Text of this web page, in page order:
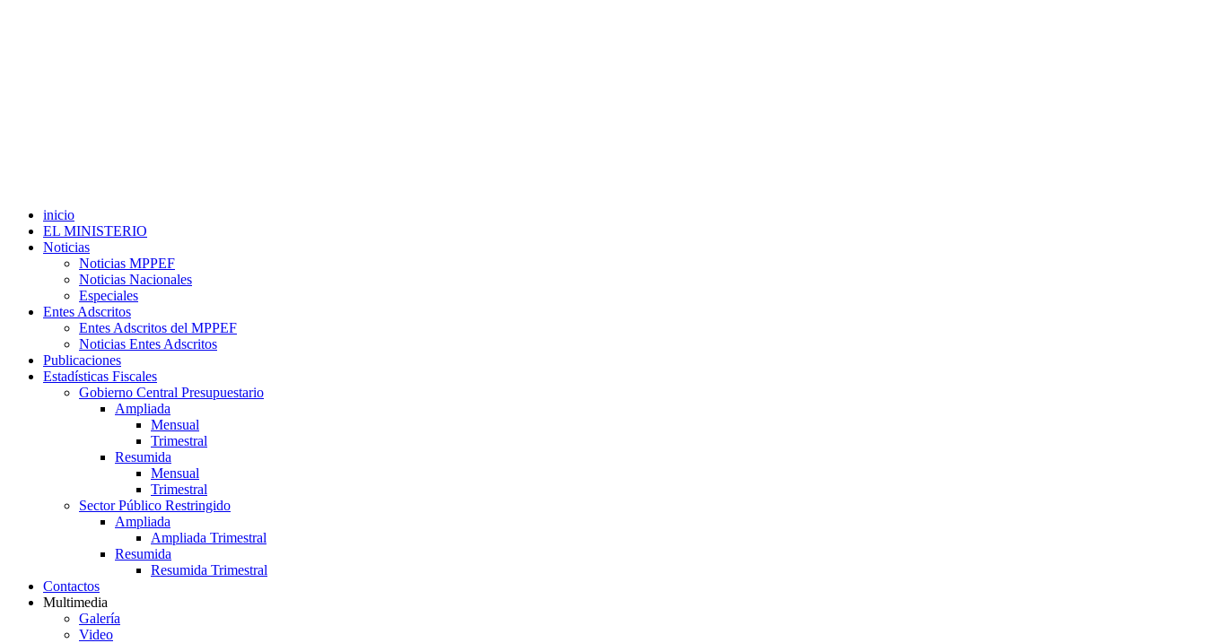
inicio
EL MINISTERIO
Noticias
Noticias MPPEF
Noticias Nacionales
Especiales
Entes Adscritos
Entes Adscritos del MPPEF
Noticias Entes Adscritos
Publicaciones
Estadísticas Fiscales
Gobierno Central Presupuestario
Ampliada
Mensual
Trimestral
Resumida
Mensual
Trimestral
Sector Público Restringido
Ampliada
Ampliada Trimestral
Resumida
Resumida Trimestral
Contactos
Multimedia
Galería
Video